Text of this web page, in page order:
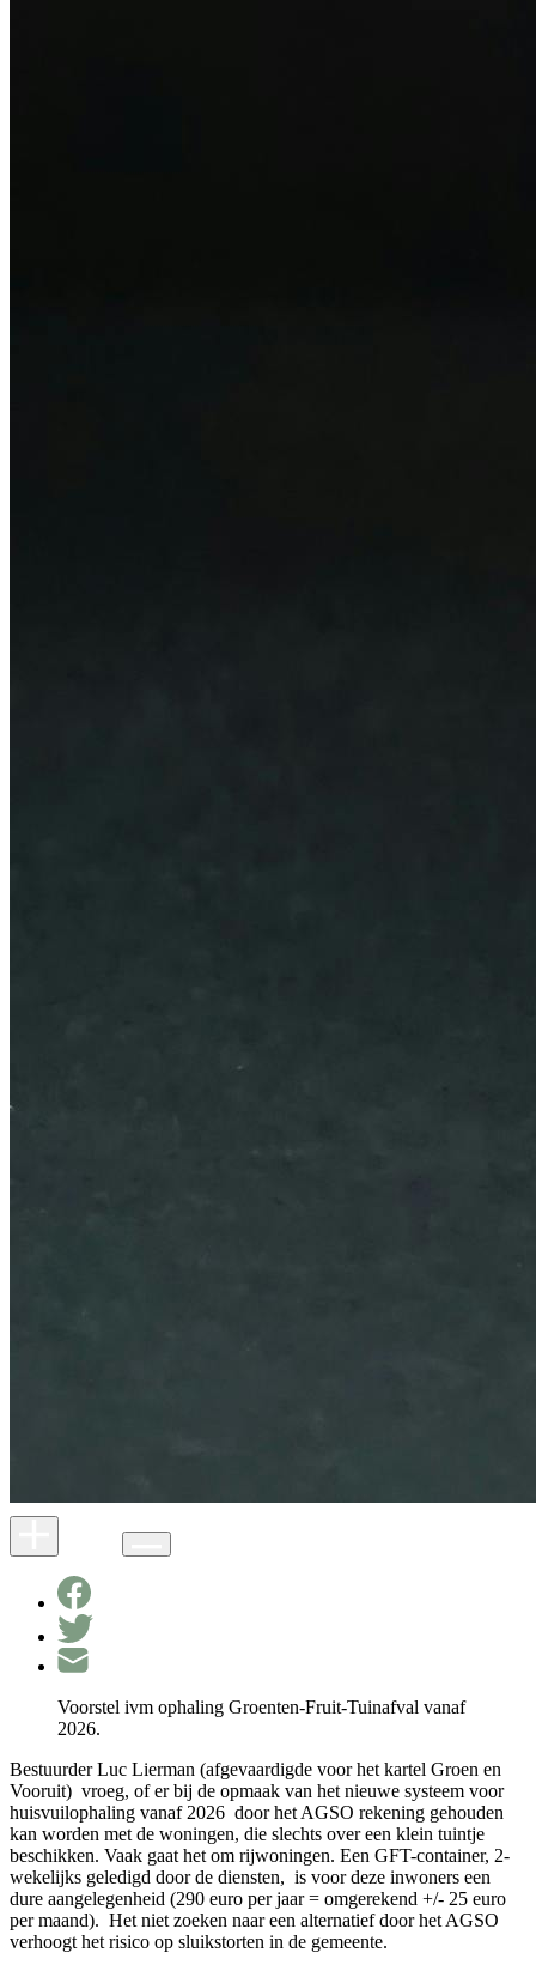
Voorstel ivm ophaling Groenten-Fruit-Tuinafval vanaf
2026.
Bestuurder Luc Lierman (afgevaardigde voor het kartel Groen en
Vooruit) vroeg, of er bij de opmaak van het nieuwe systeem voor
huisvuilophaling vanaf 2026 door het AGSO rekening gehouden
kan worden met de woningen, die slechts over een klein tuintje
beschikken. Vaak gaat het om rijwoningen. Een GFT-container, 2-
wekelijks geledigd door de diensten, is voor deze inwoners een
dure aangelegenheid (290 euro per jaar = omgerekend +/- 25 euro
per maand). Het niet zoeken naar een alternatief door het AGSO
verhoogt het risico op sluikstorten in de gemeente.